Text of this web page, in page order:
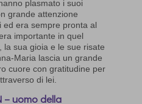
plasmato i suoi
grande attenzione
ed era sempre pronta al
importante in quel
la sua gioia e le sue risate
Maria lascia un grande
cuore con gratitudine per
di lei.
– uomo della